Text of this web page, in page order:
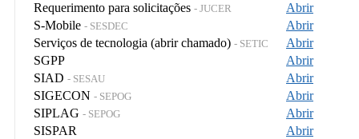
Requerimento para solicitações - JUCER
Abrir
S-Mobile - SESDEC
Abrir
Serviços de tecnologia (abrir chamado) - SETIC
Abrir
SGPP
Abrir
SIAD - SESAU
Abrir
SIGECON - SEPOG
Abrir
SIPLAG - SEPOG
Abrir
SISPAR
Abrir